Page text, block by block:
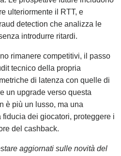
ulteriormente il RTT, e
detection che analizza le
introdurre ritardi.
rimanere competitivi, il passo
tecnico della propria
di latenza con quelle di
un upgrade verso questa
è più un lusso, ma una
dei giocatori, proteggere i
del cashback.
aggiornati sulle novità del